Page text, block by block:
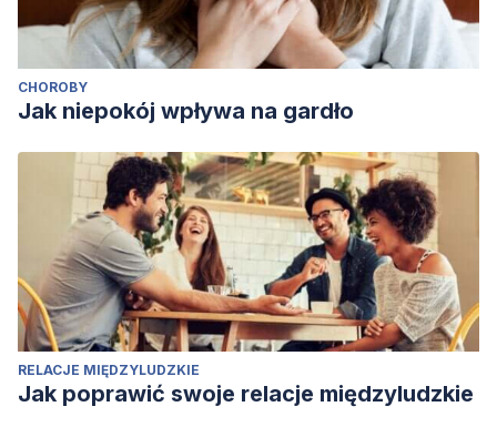
CHOROBY
Jak niepokój wpływa na gardło
RELACJE MIĘDZYLUDZKIE
Jak poprawić swoje relacje międzyludzkie